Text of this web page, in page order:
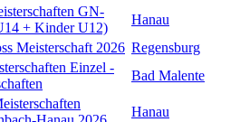
GN-
+ Kinder U12)
Hanau
Meisterschaft 2026 Regensburg
Einzel -
Bad Malente
Hanau